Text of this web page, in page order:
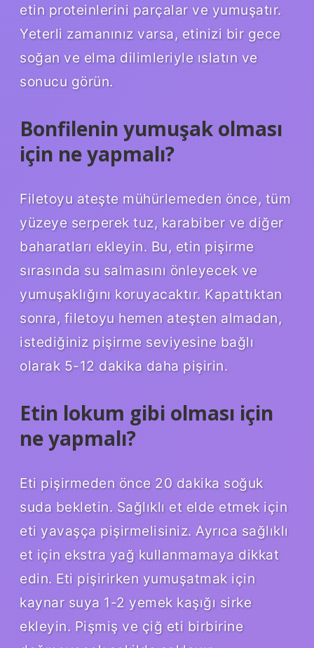
etin proteinlerini parçalar ve yumuşatır.
Yeterli zamanınız varsa, etinizi bir gece
soğan ve elma dilimleriyle ıslatın ve
sonucu görün.
Bonfilenin yumuşak olması
için ne yapmalı?
Filetoyu ateşte mühürlemeden önce, tüm
yüzeye serperek tuz, karabiber ve diğer
baharatları ekleyin. Bu, etin pişirme
sırasında su salmasını önleyecek ve
yumuşaklığını koruyacaktır. Kapattıktan
sonra, filetoyu hemen ateşten almadan,
istediğiniz pişirme seviyesine bağlı
olarak 5-12 dakika daha pişirin.
Etin lokum gibi olması için
ne yapmalı?
Eti pişirmeden önce 20 dakika soğuk
suda bekletin. Sağlıklı et elde etmek için
eti yavaşça pişirmelisiniz. Ayrıca sağlıklı
et için ekstra yağ kullanmamaya dikkat
edin. Eti pişirirken yumuşatmak için
kaynar suya 1-2 yemek kaşığı sirke
ekleyin. Pişmiş ve çiğ eti birbirine